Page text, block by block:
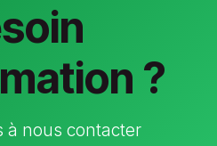
?
à nous contacter